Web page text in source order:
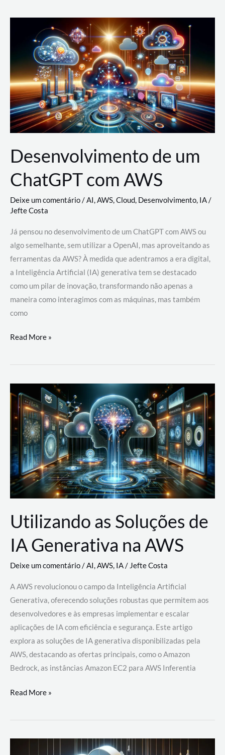
Nuvem:
Google
Cloud,
AWS
e
Azure
Desenvolvimento de um
ChatGPT com AWS
Deixe um comentário/AI,AWS,Cloud, Desenvolvimento, IA/
Jefte Costa
Já pensou no desenvolvimento de um ChatGPT com AWS ou
algo semelhante, sem utilizar a OpenAI, mas aproveitando as
ferramentas da AWS? À medida que adentramos a era digital,
a Inteligência Artificial (IA) generativa tem se destacado
como um pilar de inovação, transformando não apenas a
maneira como interagimos com as máquinas, mas também
como
Desenvolvimento
um
com
AWS
Read More »
Utilizando as Soluções de
IA Generativa na AWS
Deixe um comentário/AI,AWS, IA/Jefte Costa
A AWS revolucionou o campo da Inteligência Artificial
Generativa, oferecendo soluções robustas que permitem aos
desenvolvedores e às empresas implementar e escalar
aplicações de IA com eficiência e segurança. Este artigo
explora as soluções de IA generativa disponibilizadas pela
AWS, destacando as ofertas principais, como o Amazon
Bedrock, as instâncias Amazon EC2 para AWS Inferentia
Utilizando
Soluções
Read More »